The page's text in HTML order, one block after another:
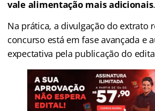
vale alimentação mais adicionais.
Na prática, a divulgação do extrato
concurso está em fase avançada e
expectativa pela publicação do